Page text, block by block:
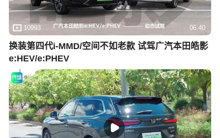
10993 06:40
换装第四代i-MMD/空间不如老款 试驾广汽本田皓影
e:HEV/e:PHEV